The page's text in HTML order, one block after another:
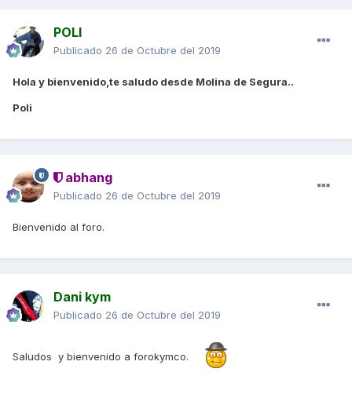
POLI
Publicado 26 de Octubre del 2019
Hola y bienvenido,te saludo desde Molina de Segura..
Poli
abhang
Publicado 26 de Octubre del 2019
Bienvenido al foro.
Dani kym
Publicado 26 de Octubre del 2019
Saludos y bienvenido a forokymco.